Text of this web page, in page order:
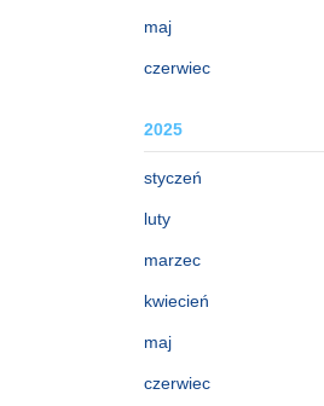
maj
czerwiec
2025
styczeń
luty
marzec
kwiecień
maj
czerwiec